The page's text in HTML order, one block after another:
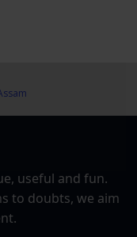
useful and fun.
to doubts, we aim